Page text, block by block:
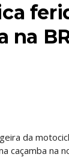
na
da
caçamba na